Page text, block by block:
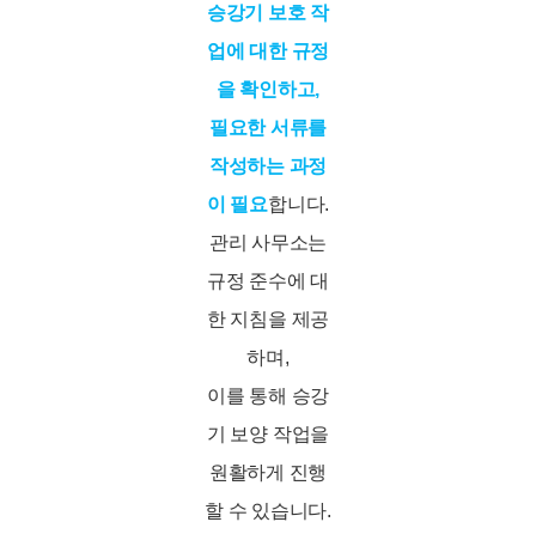
승강기 보호 작
업에 대한 규정
을 확인하고,
필요한 서류를
작성하는 과정
이 필요합니다.
관리 사무소는
규정 준수에 대
한 지침을 제공
하며,
이를 통해 승강
기 보양 작업을
원활하게 진행
할 수 있습니다.